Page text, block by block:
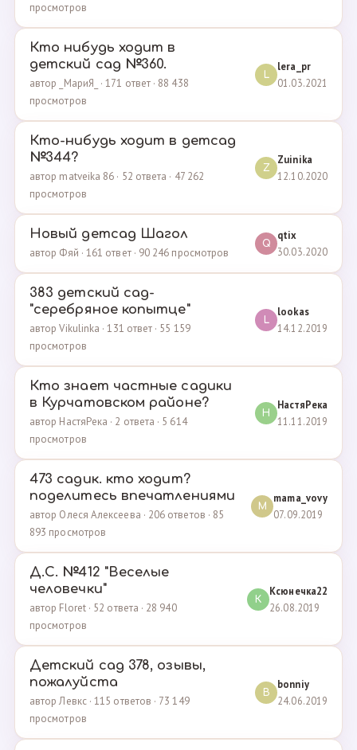
просмотров
Кто нибудь ходит в
детский сад №360.
автор _МариЯ_ · 171 ответ · 88 438
просмотров
L
lera_pr
01.03.2021
Кто-нибудь ходит в детсад
№344?
автор matveika 86 · 52 ответа · 47 262
просмотров
Z
Zuinika
12.10.2020
Новый детсад Шагол
автор Фяй · 161 ответ · 90 246 просмотров
Q
qtix
30.03.2020
383 детский сад-
"серебряное копытце"
автор Vikulinka · 131 ответ · 55 159
просмотров
L
lookas
14.12.2019
Кто знает частные садики
в Курчатовском районе?
автор НастяРека · 2 ответа · 5 614
просмотров
Н
НастяРека
11.11.2019
473 садик. кто ходит?
поделитесь впечатлениями
автор Олеся Алексеева · 206 ответов · 85
893 просмотров
M
mama_vovy
07.09.2019
Д.С. №412 "Веселые
человечки"
автор Floret · 52 ответа · 28 940
просмотров
К
Ксюнечка22
26.08.2019
Детский сад 378, озывы,
пожалуйста
автор Левкс · 115 ответов · 73 149
просмотров
B
bonniy
24.06.2019